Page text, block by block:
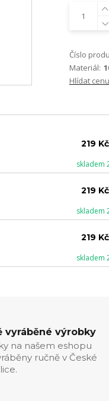
Číslo
Materiál:
Hlídat
219 Kč
skladem
219 Kč
skladem
219 Kč
skladem
vyráběné výrobky
na našem eshopu
ručně v České